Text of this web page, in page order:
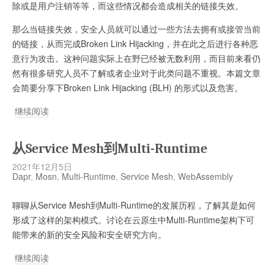
险
扫
描
实
践
除或是用户注销等等，而这些情况都会造成相关的链接失效。
那么当链接失效，安全人员就可以通过一些方法去拥有或接管当前
的链接，从而完成Broken Link Hijacking，并在此之后进行各种恶
意行为攻击。这种问题实际上在野已经被无数利用，而目前来看仍
然有很多研究人员不了解或者企业对于此类问题不重视。本篇文章
会简要分享下Broken Link Hijacking (BLH) 的形式以及危害。
继续阅读供
安
全
之
Link
Hijacking
(BLH)
从Service Mesh到Multi-Runtime
2021年12月5日
Dapr, Mosn, Multi-Runtime, Service Mesh, WebAssembly
聊聊从Service Mesh到Multi-Runtime的发展历程，了解其是如何
形成了这样的架构模式。讨论在云原生中Multi-Runtime架构下可
能带来的新的安全风险和安全研究方向。
继续阅读从